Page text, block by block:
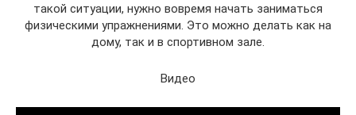
такой ситуации, нужно вовремя начать заниматься
физическими упражнениями. Это можно делать как на
дому, так и в спортивном зале.
Видео